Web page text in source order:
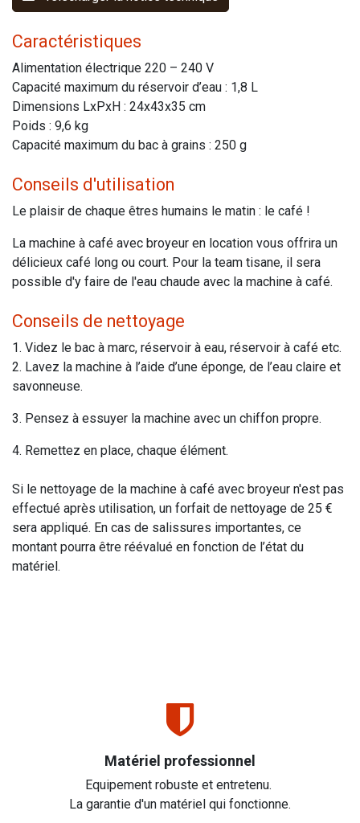
Caractéristiques
Alimentation électrique 220 – 240 V
Capacité maximum du réservoir d’eau : 1,8 L
Dimensions LxPxH : 24x43x35 cm
Poids : 9,6 kg
Capacité maximum du bac à grains : 250 g
Conseils d'utilisation
Le plaisir de chaque êtres humains le matin : le café !
La machine à café avec broyeur en location vous offrira un
délicieux café long ou court. Pour la team tisane, il sera
possible d'y faire de l'eau chaude avec la machine à café.
Conseils de nettoyage
1. Videz le bac à marc, réservoir à eau, réservoir à café etc.
2. Lavez la machine à l’aide d’une éponge, de l’eau claire et
savonneuse.
3. Pensez à essuyer la machine avec un chiffon propre.
4. Remettez en place, chaque élément.
Si le nettoyage de la machine à café avec broyeur n'est pas
effectué après utilisation, un forfait de nettoyage de 25 €
sera appliqué. En cas de salissures importantes, ce
montant pourra être réévalué en fonction de l’état du
matériel.
Matériel professionnel
Equipement robuste et entretenu.
La garantie d'un matériel qui fonctionne.